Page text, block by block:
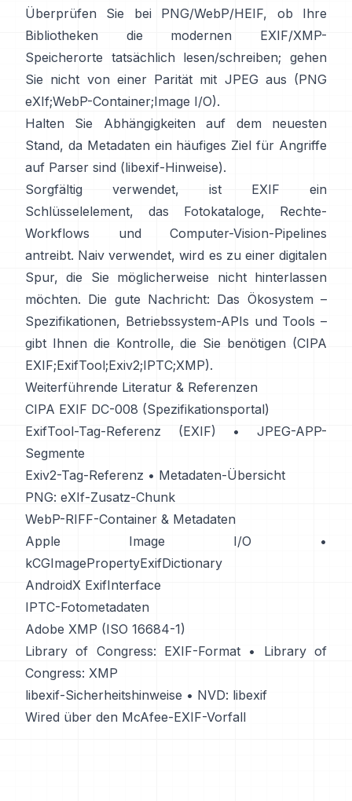
Überprüfen Sie bei PNG/WebP/HEIF, ob Ihre
Bibliotheken die modernen EXIF/XMP-
Speicherorte tatsächlich lesen/schreiben; gehen
Sie nicht von einer Parität mit JPEG aus (PNG
eXIf;WebP-Container;Image I/O).
Halten Sie Abhängigkeiten auf dem neuesten
Stand, da Metadaten ein häufiges Ziel für Angriffe
auf Parser sind (libexif-Hinweise).
Sorgfältig verwendet, ist EXIF ein
Schlüsselelement, das Fotokataloge, Rechte-
Workflows und Computer-Vision-Pipelines
antreibt. Naiv verwendet, wird es zu einer digitalen
Spur, die Sie möglicherweise nicht hinterlassen
möchten. Die gute Nachricht: Das Ökosystem –
Spezifikationen, Betriebssystem-APIs und Tools –
gibt Ihnen die Kontrolle, die Sie benötigen (CIPA
EXIF;ExifTool;Exiv2;IPTC;XMP).
Weiterführende Literatur & Referenzen
CIPA EXIF DC-008 (Spezifikationsportal)
ExifTool-Tag-Referenz (EXIF) •
JPEG-APP-
Segmente
Exiv2-Tag-Referenz • Metadaten-Übersicht
PNG: eXIf-Zusatz-Chunk
WebP-RIFF-Container & Metadaten
Apple Image I/O •
kCGImagePropertyExifDictionary
AndroidX ExifInterface
IPTC-Fotometadaten
Adobe XMP (ISO 16684-1)
Library of Congress: EXIF-Format •
Library of
Congress: XMP
libexif-Sicherheitshinweise • NVD: libexif
Wired über den McAfee-EXIF-Vorfall